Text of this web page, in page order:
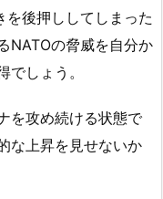
を後押ししてしまった
NATOの脅威を自分か
しょう。
を攻め続ける状態で
な上昇を見せないか